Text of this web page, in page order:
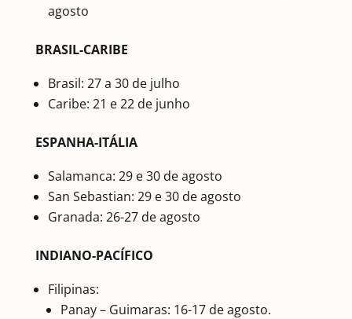
agosto
BRASIL-CARIBE
Brasil: 27 a 30 de julho
Caribe: 21 e 22 de junho
ESPANHA-ITÁLIA
Salamanca: 29 e 30 de agosto
San Sebastian: 29 e 30 de agosto
Granada: 26-27 de agosto
INDIANO-PACÍFICO
Filipinas:
Panay – Guimaras: 16-17 de agosto.